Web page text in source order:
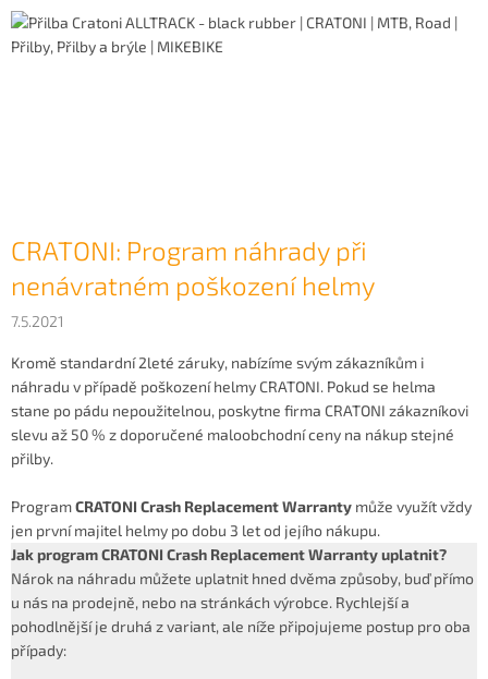
CRATONI: Program náhrady při
nenávratném poškození helmy
7.5.2021
Kromě standardní 2leté záruky, nabízíme svým zákazníkům i
náhradu v případě poškození helmy CRATONI. Pokud se helma
stane po pádu nepoužitelnou, poskytne firma CRATONI zákazníkovi
slevu až 50 % z doporučené maloobchodní ceny na nákup stejné
přilby.
ProgramCRATONI Crash Replacement Warranty může využít vždy
jen první majitel helmy po dobu 3 let od jejího nákupu.
Jak program CRATONI Crash Replacement Warranty uplatnit?
Nárok na náhradu můžete uplatnit hned dvěma způsoby, buď přímo
u nás na prodejně, nebo na stránkách výrobce. Rychlejší a
pohodlnější je druhá z variant, ale níže připojujeme postup pro oba
případy: